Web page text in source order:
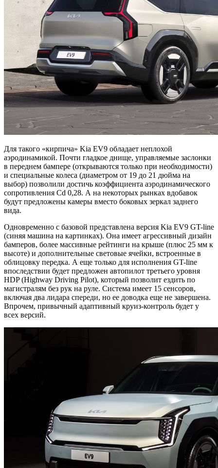
Для такого «кирпича» Kia EV9 обладает неплохой
аэродинамикой. Почти гладкое днище, управляемые заслонки
в переднем бампере (открываются только при необходимости)
и специальные колеса (диаметром от 19 до 21 дюйма на
выбор) позволили достичь коэффициента аэродинамического
сопротивления Cd 0,28. А на некоторых рынках вдобавок
будут предложены камеры вместо боковых зеркал заднего
вида.
Одновременно с базовой представлена версия Kia EV9 GT-line
(синяя машина на картинках). Она имеет агрессивный дизайн
бамперов, более массивные рейтинги на крыше (плюс 25 мм к
высоте) и дополнительные световые ячейки, встроенные в
облицовку передка. А еще только для исполнения GT-line
впоследствии будет предложен автопилот третьего уровня
HDP (Highway Driving Pilot), который позволит ездить по
магистралям без рук на руле. Система имеет 15 сенсоров,
включая два лидара спереди, но ее доводка еще не завершена.
Впрочем, привычный адаптивный круиз-контроль будет у
всех версий.